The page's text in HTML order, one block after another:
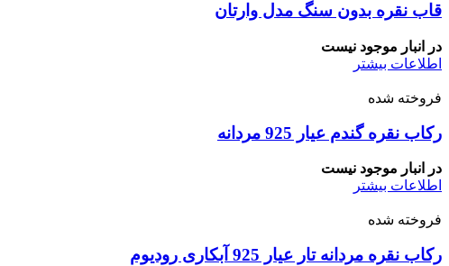
قاب نقره بدون سنگ مدل وارتان
در انبار موجود نیست
اطلاعات بیشتر
فروخته شده
رکاب نقره گندم عیار 925 مردانه
در انبار موجود نیست
اطلاعات بیشتر
فروخته شده
رکاب نقره مردانه تار عیار 925 آبکاری رودیوم